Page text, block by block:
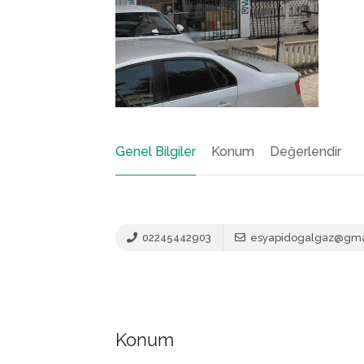
Genel Bilgiler Konum Değerlendir
02245442903
Konum